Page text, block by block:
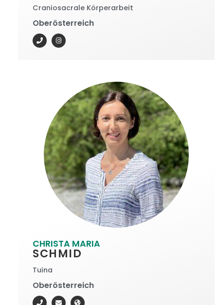
Craniosacrale Körperarbeit
Oberösterreich
CHRISTA MARIA
SCHMID
Tuina
Oberösterreich